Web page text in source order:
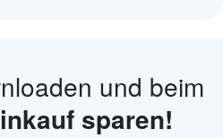
und beim
sparen!